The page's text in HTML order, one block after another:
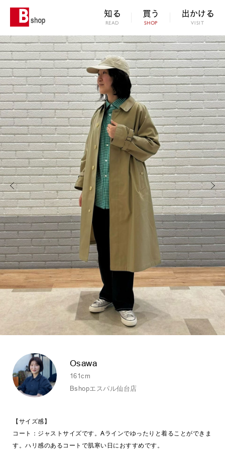
知る
READ
買う
SHOP
出かける
VISIT
Osawa
161cm
Bshopエスパル仙台店
【サイズ感】
コート：ジャストサイズです。Aラインでゆったりと着ることができま
す。ハリ感のあるコートで肌寒い日におすすめです。